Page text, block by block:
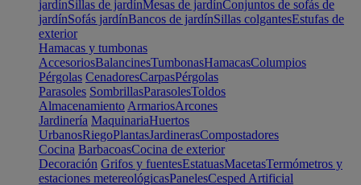
jardínSillas de jardínMesas de jardínConjuntos de sofás de
jardínSofás jardínBancos de jardínSillas colgantesEstufas de
exterior
Hamacas y tumbonas
AccesoriosBalancinesTumbonasHamacasColumpios
Pérgolas CenadoresCarpasPérgolas
Parasoles SombrillasParasolesToldos
Almacenamiento ArmariosArcones
Jardinería MaquinariaHuertos
UrbanosRiegoPlantasJardinerasCompostadores
Cocina BarbacoasCocina de exterior
Decoración Grifos y fuentesEstatuasMacetasTermómetros y
estaciones metereológicasPanelesCesped Artificial